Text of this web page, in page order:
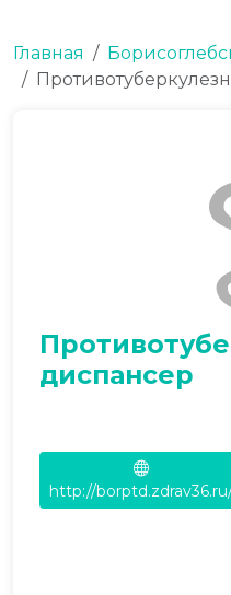
Главная
диспансер
http://